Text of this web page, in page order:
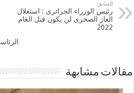
السابق
رئيس الوزراء الجزائرى : استغلال
الغاز الصخرى لن يكون قبل العام
2022
مقالات مشابهة